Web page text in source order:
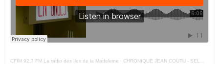
CFIM 92,7 FM La radio des Iles de la Madeleine · CHRONIQUE JEAN COUTU - SELMA 22 FEVRIER 1 2021 190221